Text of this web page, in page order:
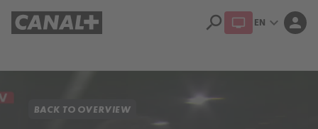
search EN expand_more person
BACK TO OVERVIEW